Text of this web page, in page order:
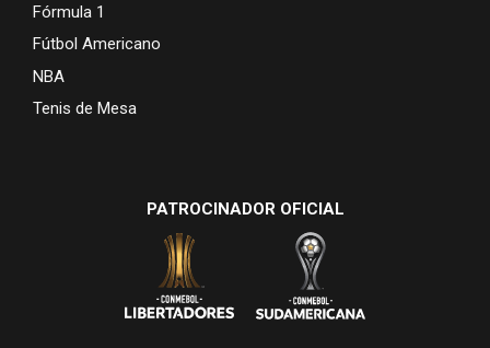
Fórmula 1
Fútbol Americano
NBA
Tenis de Mesa
PATROCINADOR OFICIAL